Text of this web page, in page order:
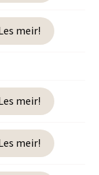
meir!
meir!
meir!